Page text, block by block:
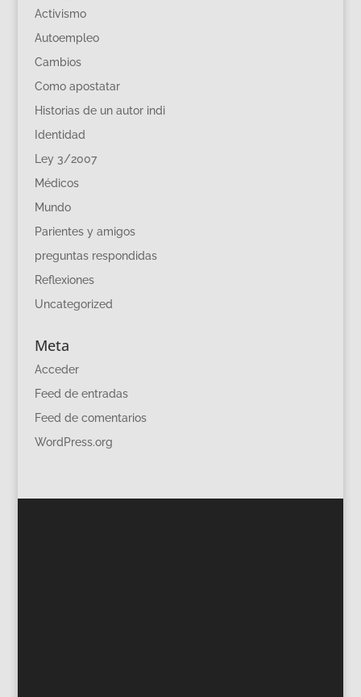
Activismo
Autoempleo
Cambios
Como apostatar
Historias de un autor indi
Identidad
Ley 3/2007
Médicos
Mundo
Parientes y amigos
preguntas respondidas
Reflexiones
Uncategorized
Meta
Acceder
Feed de entradas
Feed de comentarios
WordPress.org